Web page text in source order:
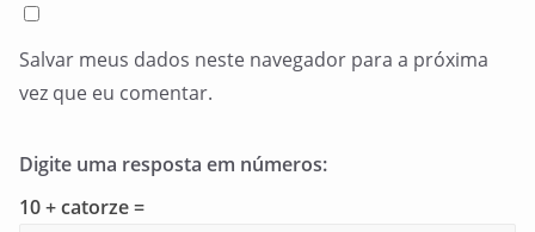
Salvar meus dados neste navegador para a próxima
vez que eu comentar.
Digite uma resposta em números:
10 + catorze =